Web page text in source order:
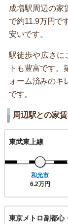
成増駅周辺の家
で約11.9万円で
安いです。
駅徒歩や広さに
トも豊富です
ォーム済みのキ
です。
周辺駅との家
東武東上線
和光市
6.2万円
東京メトロ副都心